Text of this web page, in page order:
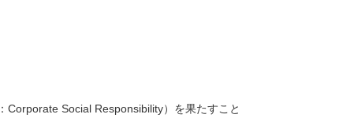
Corporate Social Responsibility）を果たすこと